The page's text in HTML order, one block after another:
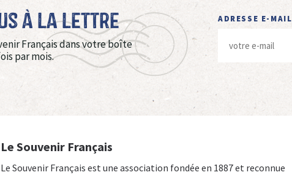
à La Lettre
Français dans votre boîte
par mois.
ADRESSE E-MAIL
Le Souvenir Français
Le Souvenir Français est une association fondée en 1887 et reconnue